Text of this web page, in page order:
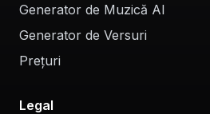
Generator de Muzică AI
Generator de Versuri
Prețuri
Legal